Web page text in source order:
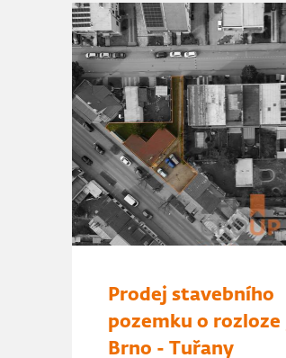
Prodej stavebního
pozemku o rozloze
Brno - Tuřany